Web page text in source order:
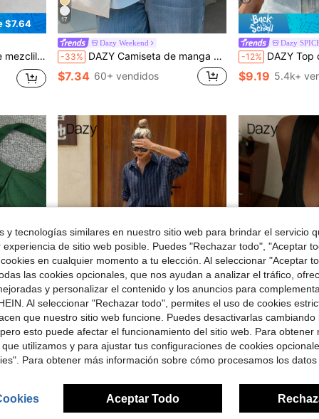
$7.64
y tiro bajo para mujer
17
Dazy Weekend
-33% DAZY Camiseta de manga corta holgada con cuello redondo y bordado de lazo para mujer, verano
$7.34 60+ vendidos
Dazy
-12% DAZY Top de camisola ajustado con cuello
$9.19 5.4k+
$2.04
halter, para primavera y verano, top para salir
Dazy SPICE
-24% DAZY Conjunto de 2 piezas casual holgado a rayas para mujer, nuevo para otoño/invierno
$31.02 200+ vendidos
Dazy
-11% DAZY Camiseta sin mangas de mujer de
$6.69 300+
y tecnologías similares en nuestro sitio web para brindar el servicio
de sitio web posible. Puedes "Rechazar todo", "Aceptar
en cualquier momento a tu elección. Al seleccionar "Aceptar
las cookies opcionales, que nos ayudan a analizar el tráfico,
y personalizar el contenido y los anuncios para
Al seleccionar "Rechazar todo", permites el uso de cookies
que nuestro sitio web funcione. Puedes desactivarlas cambiando
esto puede afectar el funcionamiento del sitio web. Para obtener
utilizamos y para ajustar tus configuraciones de cookies
Para obtener más información sobre cómo procesamos los datos
Aceptar Todo